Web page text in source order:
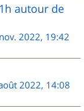
autour de
2022, 19:42
2022, 14:08